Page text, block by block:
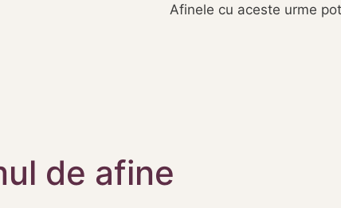
Afinele cu aceste urme
de afine